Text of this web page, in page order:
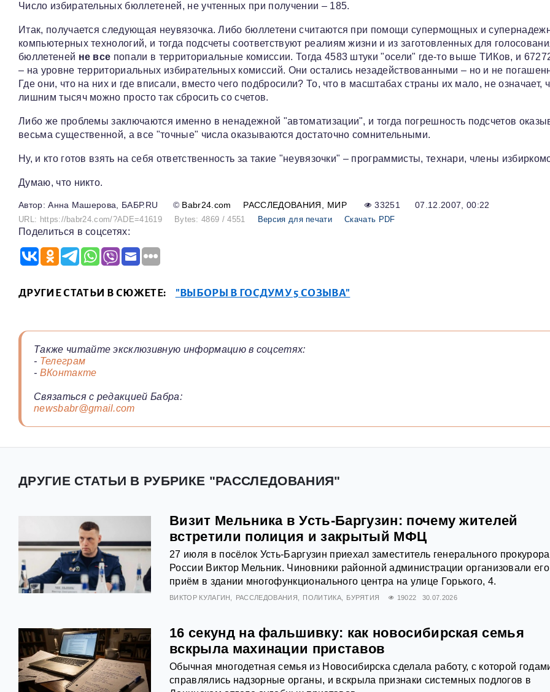
Число избирательных бюллетеней, не учтенных при получении – 185.
Итак, получается следующая неувязочка. Либо бюллетени считаются при помощи супермощных и
компьютерных технологий, и тогда подсчеты соответствуют реалиям жизни и из заготовленных для
бюллетеней не все попали в территориальные комиссии. Тогда 4583 штуки "осели" где-то выше ТИКов, и
– на уровне территориальных избирательных комиссий. Они остались незадействованными – но и не
Где они, что на них и где вписали, вместо чего подбросили? То, что в масштабах страны их мало, не означает,
лишним тысяч можно просто так сбросить со счетов.
Либо же проблемы заключаются именно в ненадежной "автоматизации", и тогда погрешность подсчетов
весьма существенной, а все "точные" числа оказываются достаточно сомнительными.
Ну, и кто готов взять на себя ответственность за такие "неувязочки" – программисты, технари, члены
Думаю, что никто.
Анна Машерова, БАБР.RU © Babr24.com РАССЛЕДОВАНИЯ МИР 33251 07.12.2007, 00:22
URL: https://babr24.com/?ADE=41619 Bytes: 4869 / 4551 Версия для печати Скачать PDF
Поделиться в соцсетях:
ДРУГИЕ СТАТЬИ В СЮЖЕТЕ: "ВЫБОРЫ В ГОСДУМУ 5 СОЗЫВА"
Также читайте эксклюзивную информацию в соцсетях:
- Телеграм
- ВКонтакте
Связаться с редакцией Бабра:
newsbabr@gmail.com
ДРУГИЕ СТАТЬИ В РУБРИКЕ "РАССЛЕДОВАНИЯ"
Визит Мельника в Усть-Баргузин: почему жителей
встретили полиция и закрытый МФЦ
27 июля в посёлок Усть-Баргузин приехал заместитель генерального прокурора
России Виктор Мельник. Чиновники районной администрации организовали его
приём в здании многофункционального центра на улице Горького, 4.
ВИКТОР КУЛАГИН РАССЛЕДОВАНИЯ ПОЛИТИКА БУРЯТИЯ 19022 30.07.2026
16 секунд на фальшивку: как новосибирская семья
вскрыла махинации приставов
Обычная многодетная семья из Новосибирска сделала работу, с которой
справлялись надзорные органы, и вскрыла признаки системных подлогов в